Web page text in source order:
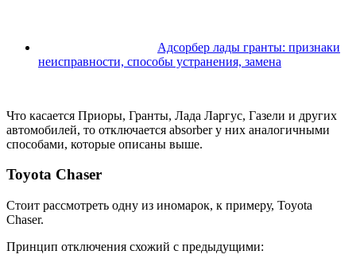
Адсорбер лады гранты: признаки
неисправности, способы устранения, замена
Что касается Приоры, Гранты, Лада Ларгус, Газели и других
автомобилей, то отключается absorber у них аналогичными
способами, которые описаны выше.
Toyota Chaser
Стоит рассмотреть одну из иномарок, к примеру, Toyota
Chaser.
Принцип отключения схожий с предыдущими: